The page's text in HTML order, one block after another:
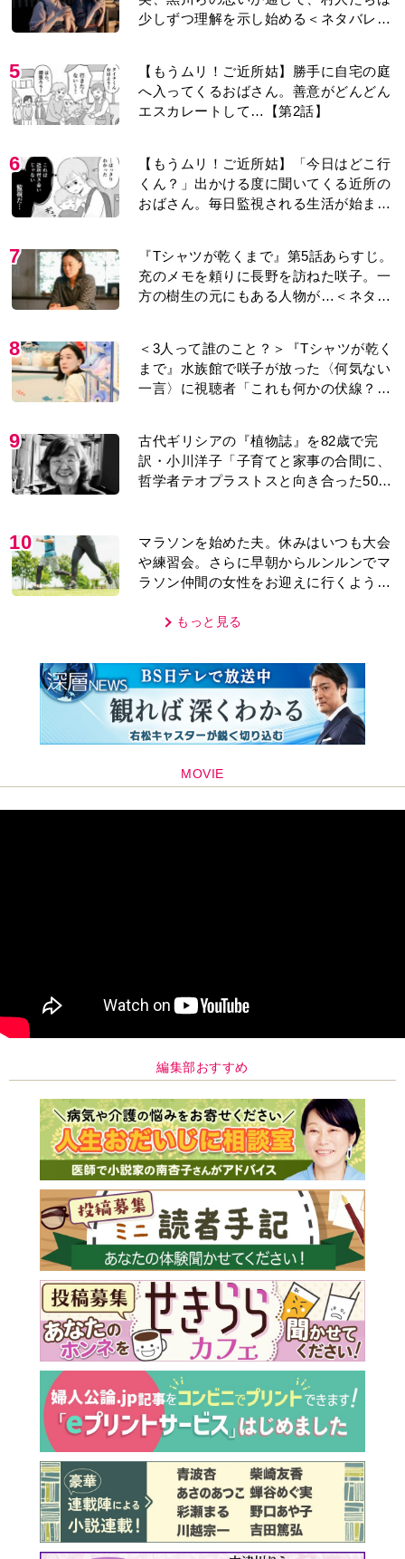
5
【もうムリ！ご近所姑】勝手に自宅の庭
エスカレートして…【第2話】
6
【もうムリ！ご近所姑】「今日はどこ行
おばさん。毎日監視される生活が始ま
り…【第1話】
7
『Tシャツが乾くまで』第5話あらすじ。
方の樹生の元にもある人物が…＜ネタバ
レあり＞
8
＜3人って誰のこと？＞『Tシャツが乾く
一言〉に視聴者「これも何かの伏線？」
「子どもの話だと…」
9
古代ギリシアの『植物誌』を82歳で完
哲学者テオプラストスと向き合った50
年」
10
ラソン仲間の女性をお迎えに行くように
なり…
もっと見る
MOVIE